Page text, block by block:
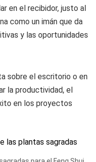
en el recibidor, justo al
como un imán que da
y las oportunidades
sobre el escritorio o en
la productividad, el
en los proyectos